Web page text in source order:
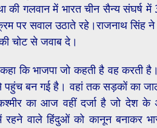
की गलवान में भारत चीन सैन्य संघर्ष
पर सवाल उठाते रहे।राजनाथ सिंह
चोट से जवाब दे।
कहा कि भाजपा जो कहती है वह करती
पहुंच बन गई है। वहां तक सड़कों का
का आज वहीं दर्जा है जो देश के
रहने वाले हिंदुओं को कानून बनाकर